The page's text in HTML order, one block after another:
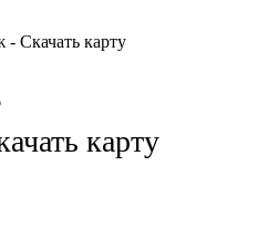
- Скачать карту
карту